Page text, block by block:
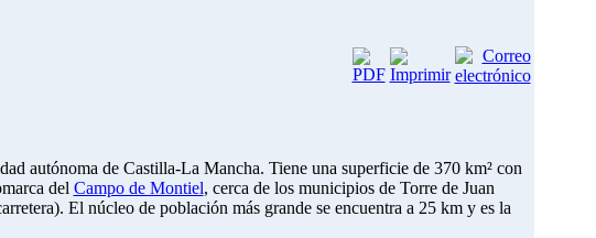
autónoma de Castilla-La Mancha. Tiene una superficie de 370 km² con
del Campo de Montiel, cerca de los municipios de Torre de Juan
El núcleo de población más grande se encuentra a 25 km y es la